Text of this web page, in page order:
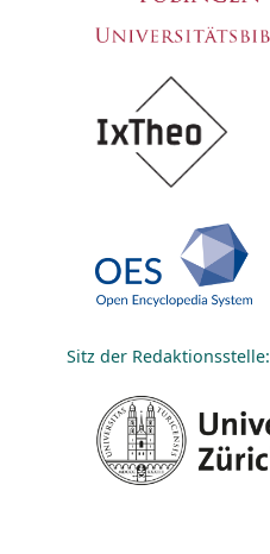
Sitz der Redaktionsstelle: